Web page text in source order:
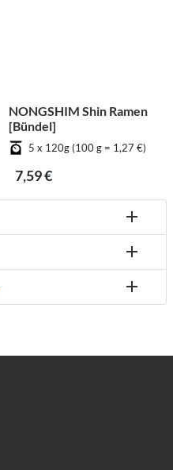
NONGSHIM Shin Ramen
[Bündel]
5 x 120g (100 g = 1,27 €)
7,59 €